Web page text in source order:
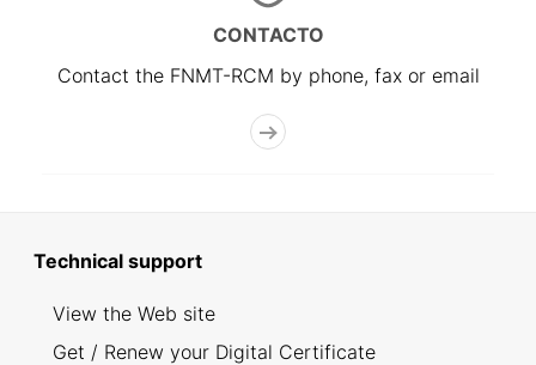
CONTACTO
Contact the FNMT-RCM by phone, fax or email
Technical support
View the Web site
Get / Renew your Digital Certificate